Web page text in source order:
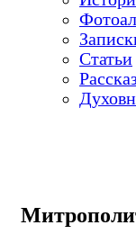
Статьи